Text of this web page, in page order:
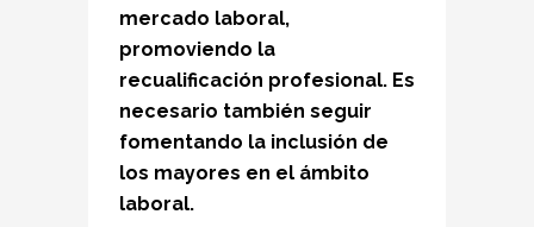
mercado laboral,
promoviendo la
recualificación profesional. Es
necesario también seguir
fomentando la inclusión de
los mayores en el ámbito
laboral.